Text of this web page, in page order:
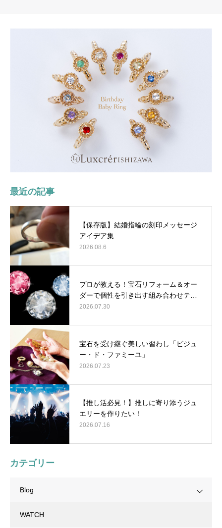
最近の記事
【保存版】結婚指輪の刻印メッセージ
アイデア集
2026.08.6
プロが教える！宝石リフォーム＆オー
ダーで個性を引き出す組み合わせテ…
2026.07.30
宝石を受け継ぐ美しい習わし「ビジュ
ー・ド・ファミーユ」
2026.07.23
【推し活必見！】推しに寄り添うジュ
エリーを作りたい！
2026.07.16
カテゴリー
Blog
WATCH